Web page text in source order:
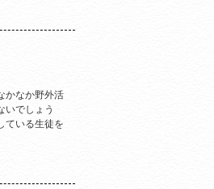
かなか野外活
いでしょう
ている生徒を